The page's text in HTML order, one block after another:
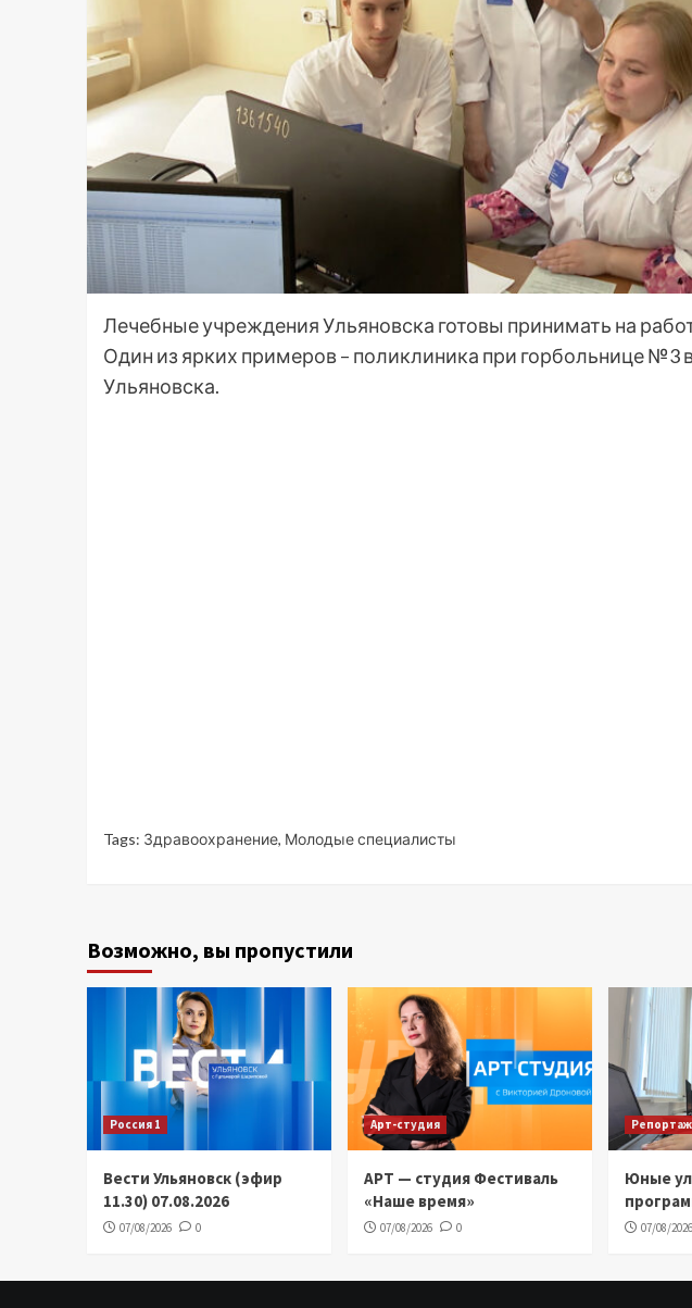
Лечебные учреждения Ульяновска готовы принимать на
Один из ярких примеров – поликлиника при горбольнице
Ульяновска.
Tags: Здравоохранение, Молодые специалисты
Возможно, вы пропустили
Россия 1
Вести Ульяновск (эфир
11.30) 07.08.2026
07/08/2026 0
Арт-студия
АРТ — студия Фестиваль
«Наше время»
07/08/2026 0
Юные
07/08/2026